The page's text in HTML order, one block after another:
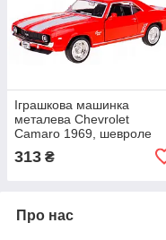
Іграшкова машинка
металева Chevrolet
Camaro 1969, шевроле
камаро, червоний, відкр
двері, інерція, 5*13*4см,
313 ₴
Про нас